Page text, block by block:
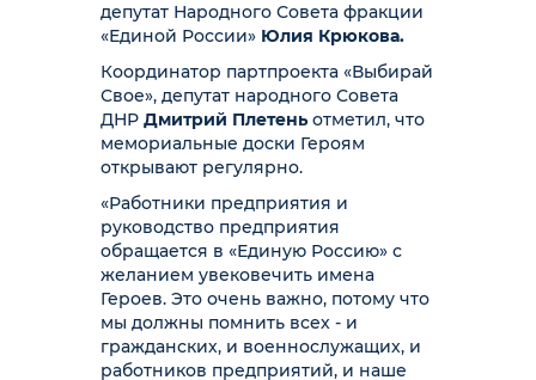
депутат Народного Совета фракции
«Единой России» Юлия Крюкова.
Координатор партпроекта «Выбирай
Свое», депутат народного Совета
ДНР Дмитрий Плетень отметил, что
мемориальные доски Героям
открывают регулярно.
«Работники предприятия и
руководство предприятия
обращается в «Единую Россию» с
желанием увековечить имена
Героев. Это очень важно, потому что
мы должны помнить всех - и
гражданских, и военнослужащих, и
работников предприятий, и наше